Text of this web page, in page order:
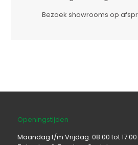
Bezoek showrooms op
Openingstijden
Maandag t/m Vrijdag: 08:00 tot 17:00